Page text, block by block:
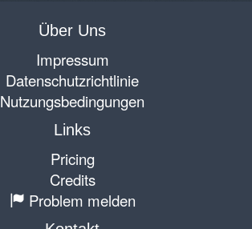
Über Uns
Impressum
Datenschutzrichtlinie
Nutzungsbedingungen
Links
Pricing
Credits
Problem melden